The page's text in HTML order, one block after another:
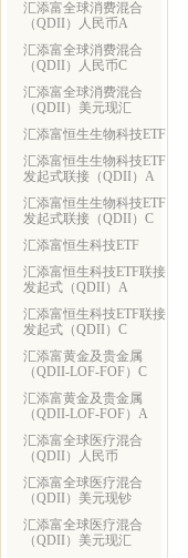
汇添富全球消费混合
（QDII）人民币A
汇添富全球消费混合
（QDII）人民币C
汇添富全球消费混合
（QDII）美元现汇
汇添富恒生生物科技ETF
汇添富恒生生物科技ETF
发起式联接（QDII）A
汇添富恒生生物科技ETF
发起式联接（QDII）C
汇添富恒生科技ETF
汇添富恒生科技ETF联接
发起式（QDII）A
汇添富恒生科技ETF联接
发起式（QDII）C
汇添富黄金及贵金属
（QDII-LOF-FOF）C
汇添富黄金及贵金属
（QDII-LOF-FOF）A
汇添富全球医疗混合
（QDII）人民币
汇添富全球医疗混合
（QDII）美元现钞
汇添富全球医疗混合
（QDII）美元现汇